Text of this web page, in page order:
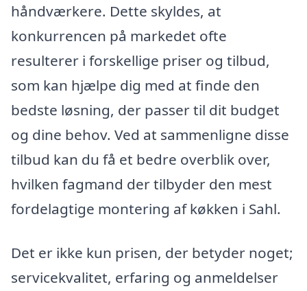
håndværkere. Dette skyldes, at
konkurrencen på markedet ofte
resulterer i forskellige priser og tilbud,
som kan hjælpe dig med at finde den
bedste løsning, der passer til dit budget
og dine behov. Ved at sammenligne disse
tilbud kan du få et bedre overblik over,
hvilken fagmand der tilbyder den mest
fordelagtige montering af køkken i Sahl.
Det er ikke kun prisen, der betyder noget;
servicekvalitet, erfaring og anmeldelser